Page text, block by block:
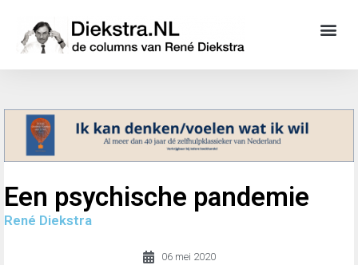
Een psychische pandemie
René Diekstra
06 mei 2020